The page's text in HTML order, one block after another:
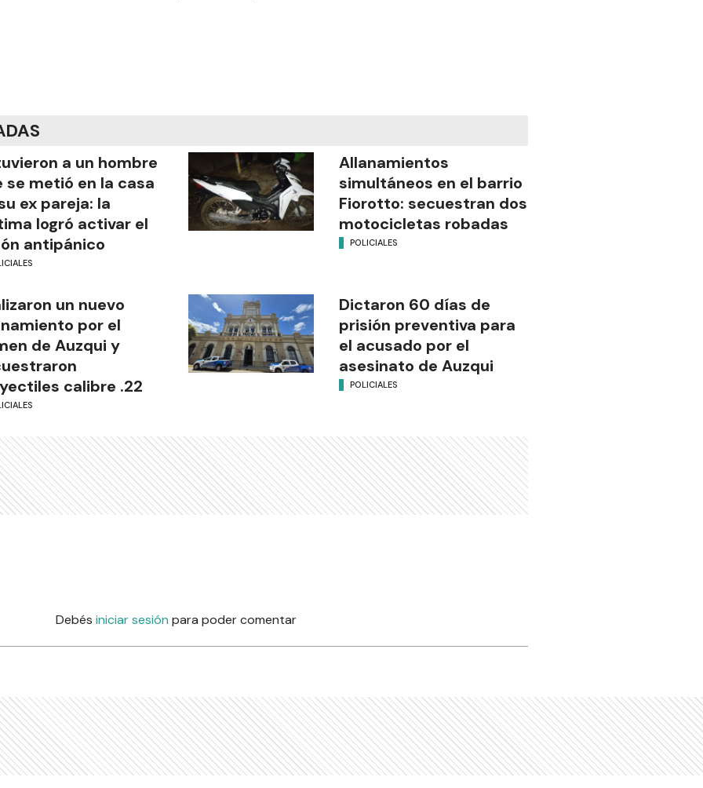
a un hombre
se metió en la casa
ex pareja: la
logró activar el
antipánico
Allanamientos
simultáneos en el barrio
Fiorotto: secuestran dos
motocicletas robadas
POLICIALES
un nuevo
por el
de Auzqui y
calibre .22
Dictaron 60 días de
prisión preventiva para
el acusado por el
asesinato de Auzqui
POLICIALES
Debés iniciar sesión para poder comentar